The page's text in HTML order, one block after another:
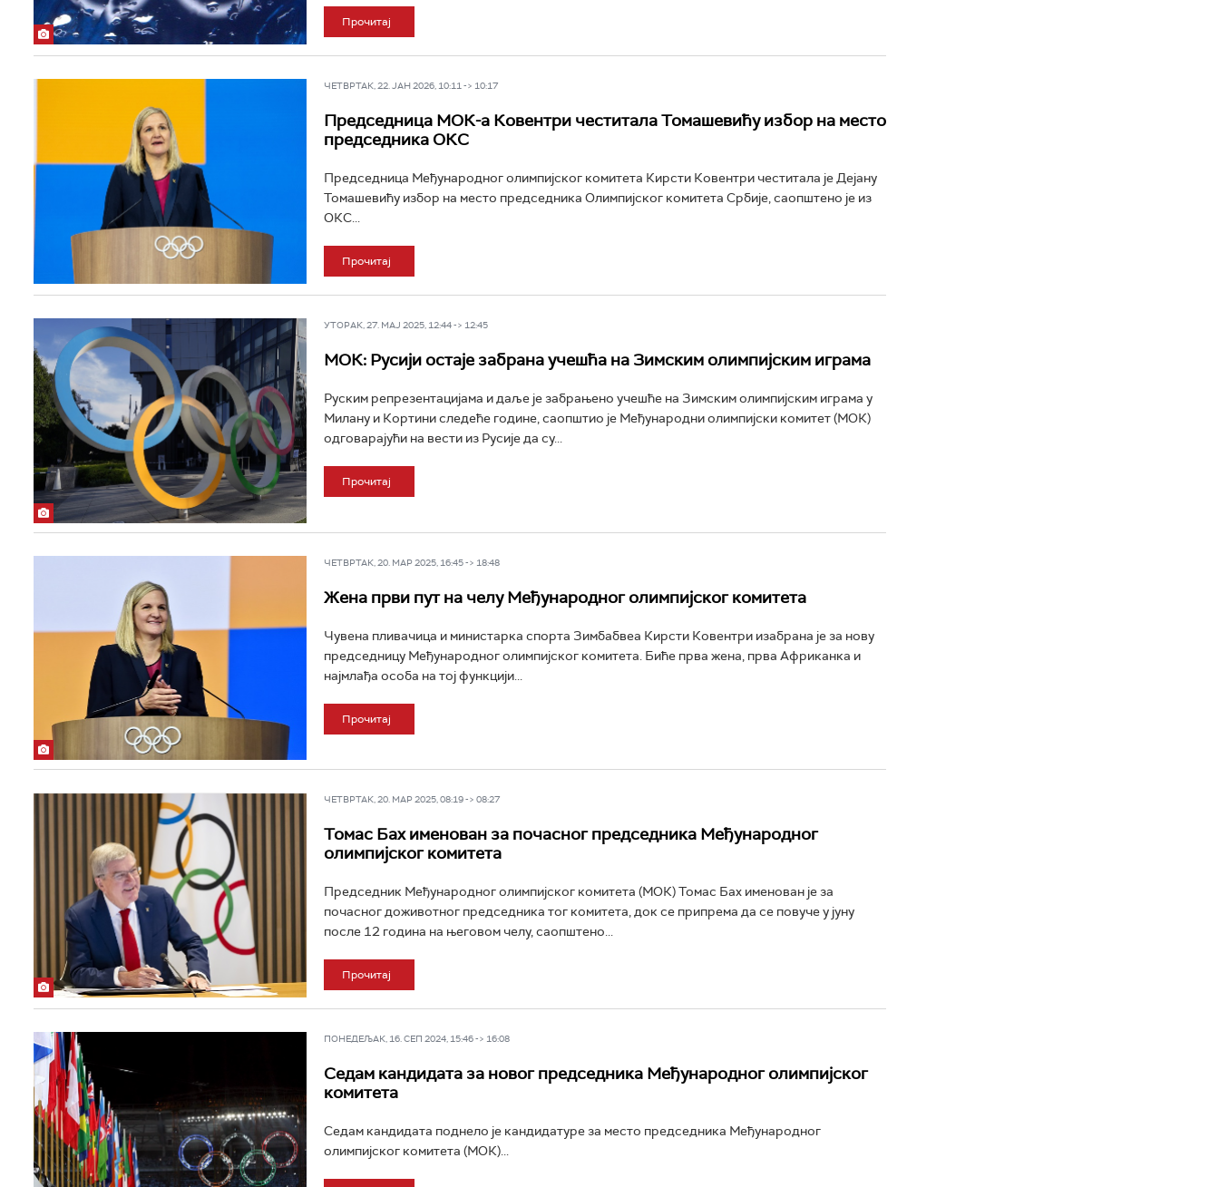
Прочитај
ЧЕТВРТАК, 22. ЈАН 2026, 10:11 -> 10:17
Председница МОК-а Ковентри честитала Томашевићу избор на место
председника ОКС
Председница Међународног олимпијског комитета Кирсти Ковентри честитала је Дејану
Томашевићу избор на место председника Олимпијског комитета Србије, саопштено је из
ОКС...
Прочитај
УТОРАК, 27. МАЈ 2025, 12:44 -> 12:45
МОК: Русији остаје забрана учешћа на Зимским олимпијским играма
Руским репрезентацијама и даље је забрањено учешће на Зимским олимпијским играма у
Милану и Кортини следеће године, саопштио је Међународни олимпијски комитет (МОК)
одговарајући на вести из Русије да су...
Прочитај
ЧЕТВРТАК, 20. МАР 2025, 16:45 -> 18:48
Жена први пут на челу Међународног олимпијског комитета
Чувена пливачица и министарка спорта Зимбабвеа Кирсти Ковентри изабрана је за нову
председницу Међународног олимпијског комитета. Биће прва жена, прва Африканка и
најмлађа особа на тој функцији...
Прочитај
ЧЕТВРТАК, 20. МАР 2025, 08:19 -> 08:27
Томас Бах именован за почасног председника Међународног
олимпијског комитета
Председник Међународног олимпијског комитета (МОК) Томас Бах именован је за
почасног доживотног председника тог комитета, док се припрема да се повуче у јуну
после 12 година на његовом челу, саопштено...
Прочитај
ПОНЕДЕЉАК, 16. СЕП 2024, 15:46 -> 16:08
Седам кандидата за новог председника Међународног олимпијског
комитета
Седам кандидата поднело је кандидатуре за место председника Међународног
олимпијског комитета (МОК)...